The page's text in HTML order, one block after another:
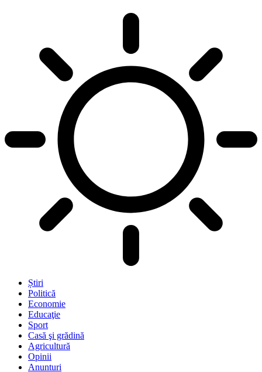
Știri
Politică
Economie
Educaţie
Sport
Casă şi grădină
Agricultură
Opinii
Anunturi